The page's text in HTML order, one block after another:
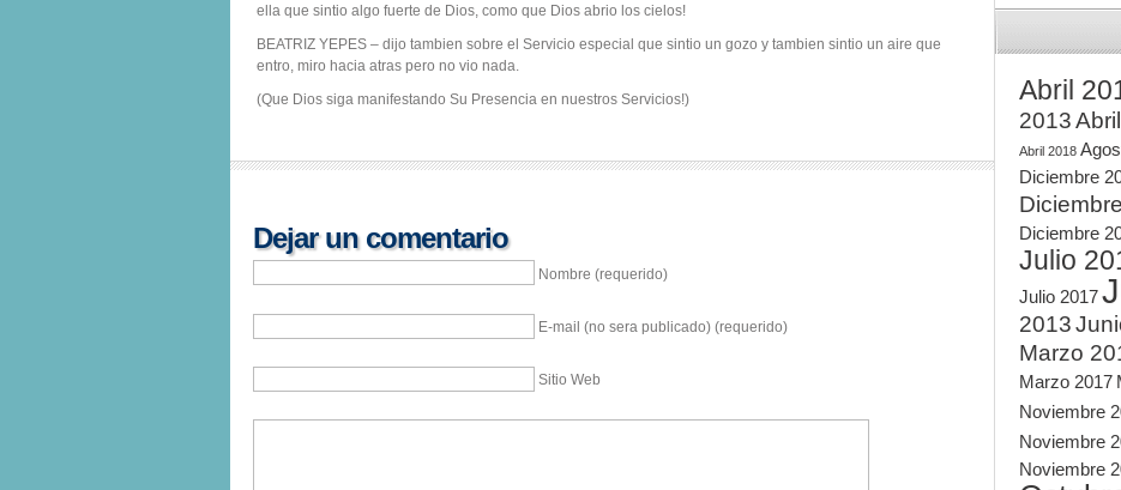
ella que sintio algo fuerte de Dios, como que Dios abrio los cielos!
BEATRIZ YEPES – dijo tambien sobre el Servicio especial que sintio un gozo y tambien sintio un aire que
entro, miro hacia atras pero no vio nada.
(Que Dios siga manifestando Su Presencia en nuestros Servicios!)
Dejar un comentario
Nombre (requerido)
E-mail (no sera publicado) (requerido)
Sitio Web
Abril
2013
Abril 2018
Diciembre
Diciembre
Julio
Julio 2017
2013
Marzo
Marzo 2017
Noviembre
Noviembre
Noviembre